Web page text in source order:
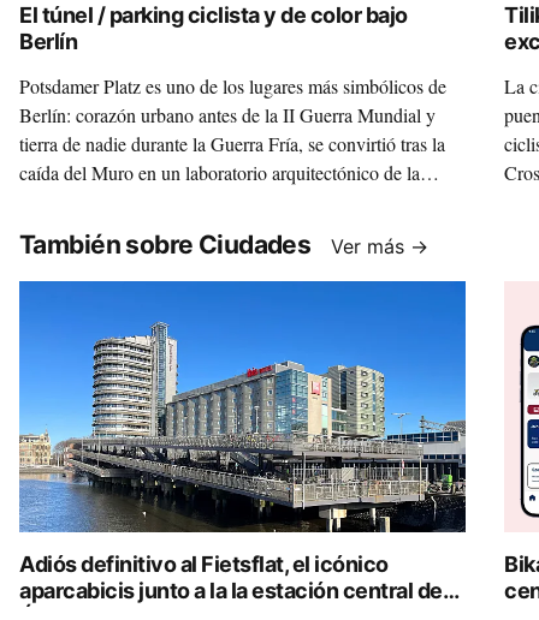
El túnel / parking ciclista y de color bajo
Berlín
Potsdamer Platz es uno de los lugares más simbólicos de
Berlín: corazón urbano antes de la II Guerra Mundial y
tierra de nadie durante la Guerra Fría, se convirtió tras la
caída del Muro en un laboratorio arquitectónico de la
icono estético y político también esconde un futurista
aparcamiento de bicis. FOTOS: SCHNEPP RENOU
La
También sobre Ciudades Ver más →
Adiós definitivo al Fietsflat, el icónico
aparcabicis junto a la la estación central de